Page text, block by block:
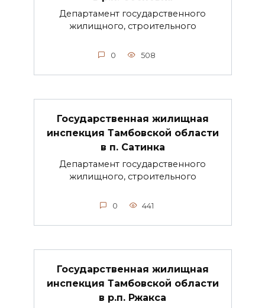
Департамент государственного
жилищного, строительного
0 508
Государственная жилищная
инспекция Тамбовской области
в п. Сатинка
Департамент государственного
жилищного, строительного
0 441
Государственная жилищная
инспекция Тамбовской области
в р.п. Ржакса